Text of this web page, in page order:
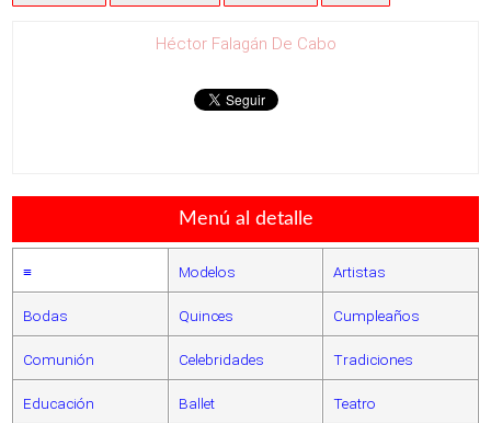
Héctor Falagán De Cabo
Menú al detalle
≡ Modelos Artistas
Bodas Quinces Cumpleaños
Comunión Celebridades Tradiciones
Educación Ballet Teatro